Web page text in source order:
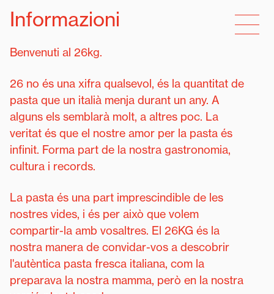
Informazioni
Benvenuti al 26kg.
26 no és una xifra qualsevol, és la quantitat de
pasta que un italià menja durant un any. A
alguns els semblarà molt, a altres poc. La
veritat és que el nostre amor per la pasta és
infinit. Forma part de la nostra gastronomia,
cultura i records.
La pasta és una part imprescindible de les
nostres vides, i és per això que volem
compartir-la amb vosaltres. El 26KG és la
nostra manera de convidar-vos a descobrir
l'autèntica pasta fresca italiana, com la
preparava la nostra mamma, però en la nostra